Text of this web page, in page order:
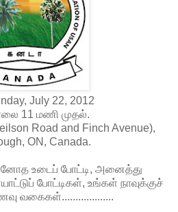
July 22, 2012
11 மணி முதல்.
Road and Finch Avenue),
ON, Canada.
உடைப் போட்டி, அனைத்து
போட்டிகள், உங்கள் நாவுக்குச்
வகைகள்...................